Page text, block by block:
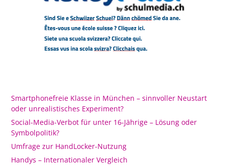
Smartphonefreie Klasse in München – sinnvoller Neustart
oder unrealistisches Experiment?
Social-Media-Verbot für unter 16-Jährige – Lösung oder
Symbolpolitik?
Umfrage zur HandLocker-Nutzung
Handys – Internationaler Vergleich